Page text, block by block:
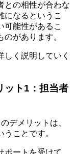
との相性が合わな
になるというこ
可能性があるこ
があります。
く説明していく
ット1：担当者
デメリットは、
ことです。
ポートを受けて